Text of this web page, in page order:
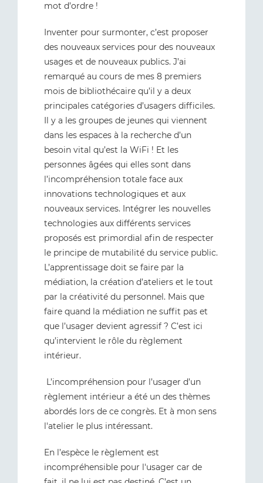
mot d’ordre !
Inventer pour surmonter, c’est proposer
des nouveaux services pour des nouveaux
usages et de nouveaux publics. J’ai
remarqué au cours de mes 8 premiers
mois de bibliothécaire qu’il y a deux
principales catégories d’usagers difficiles.
Il y a les groupes de jeunes qui viennent
dans les espaces à la recherche d’un
besoin vital qu’est la WiFi ! Et les
personnes âgées qui elles sont dans
l’incompréhension totale face aux
innovations technologiques et aux
nouveaux services. Intégrer les nouvelles
technologies aux différents services
proposés est primordial afin de respecter
le principe de mutabilité du service public.
L’apprentissage doit se faire par la
médiation, la création d’ateliers et le tout
par la créativité du personnel. Mais que
faire quand la médiation ne suffit pas et
que l’usager devient agressif ? C’est ici
qu’intervient le rôle du règlement
intérieur.
L’incompréhension pour l’usager d’un
règlement intérieur a été un des thèmes
abordés lors de ce congrès. Et à mon sens
l'atelier le plus intéressant.
En l’espèce le règlement est
incompréhensible pour l'usager car de